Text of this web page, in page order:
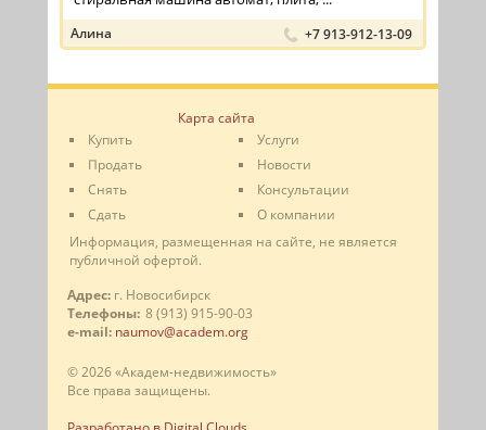
Алина +7 913-912-13-09
Карта сайта
Купить
Продать
Снять
Сдать
Услуги
Новости
Консультации
О компании
Информация, размещенная на сайте, не является
публичной офертой.
Адрес: г. Новосибирск
Телефоны: 8 (913) 915-90-03
e-mail: naumov@academ.org
© 2026 «Академ-недвижимость»
Все права защищены.